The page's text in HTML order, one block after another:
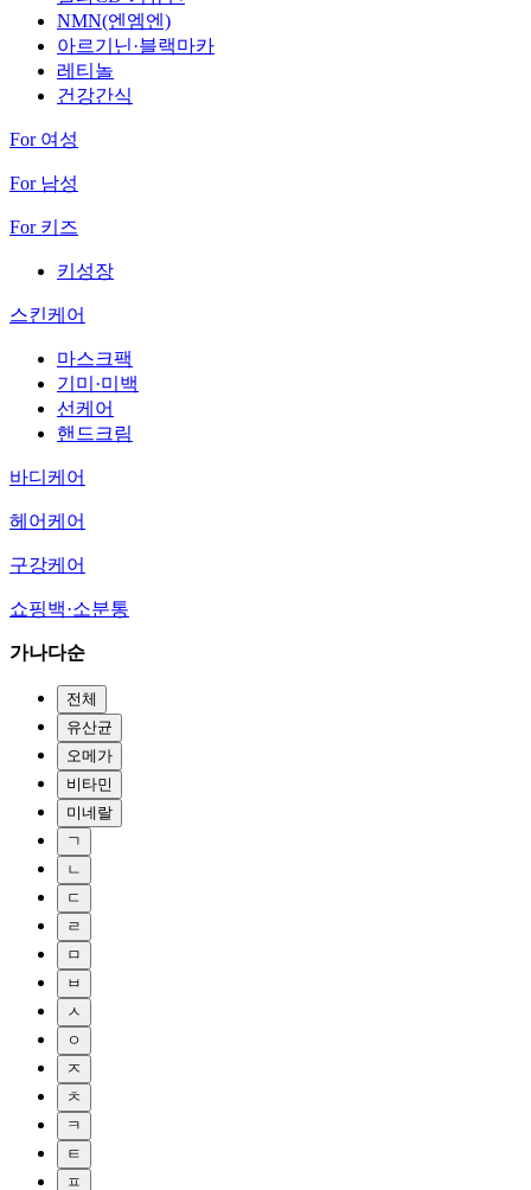
NMN(엔엠엔)
아르기닌·블랙마카
레티놀
건강간식
For 여성
For 남성
For 키즈
키성장
스킨케어
마스크팩
기미·미백
선케어
핸드크림
바디케어
헤어케어
구강케어
쇼핑백·소분통
가나다순
전체
유산균
오메가
비타민
미네랄
ㄱ
ㄴ
ㄷ
ㄹ
ㅁ
ㅂ
ㅅ
ㅇ
ㅈ
ㅊ
ㅋ
ㅌ
ㅍ